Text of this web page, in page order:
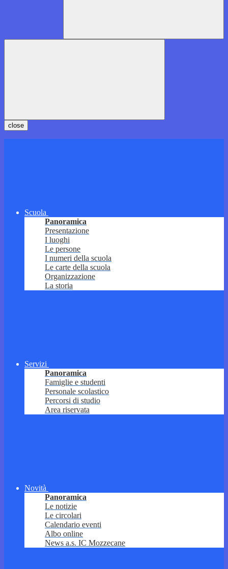
close
Scuola
Panoramica
Presentazione
I luoghi
Le persone
I numeri della scuola
Le carte della scuola
Organizzazione
La storia
Servizi
Panoramica
Famiglie e studenti
Personale scolastico
Percorsi di studio
Area riservata
Novità
Panoramica
Le notizie
Le circolari
Calendario eventi
Albo online
News a.s. IC Mozzecane